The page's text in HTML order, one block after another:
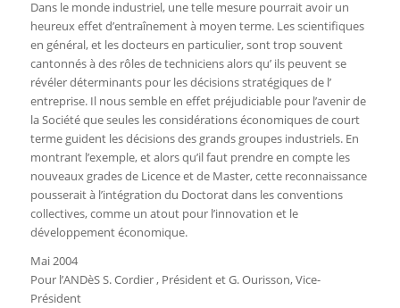
Dans le monde industriel, une telle mesure pourrait avoir un
heureux effet d’entraînement à moyen terme. Les scientifiques
en général, et les docteurs en particulier, sont trop souvent
cantonnés à des rôles de techniciens alors qu’ ils peuvent se
révéler déterminants pour les décisions stratégiques de l’
entreprise. Il nous semble en effet préjudiciable pour l’avenir de
la Société que seules les considérations économiques de court
terme guident les décisions des grands groupes industriels. En
montrant l’exemple, et alors qu’il faut prendre en compte les
nouveaux grades de Licence et de Master, cette reconnaissance
pousserait à l’intégration du Doctorat dans les conventions
collectives, comme un atout pour l’innovation et le
développement économique.
Mai 2004
Pour l’ANDèS S. Cordier , Président et G. Ourisson, Vice-
Président